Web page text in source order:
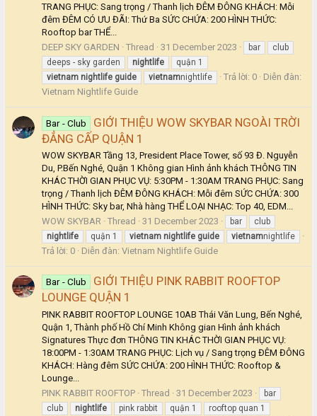
TRANG PHỤC: Sang trọng / Thanh lịch ĐÊM ĐÔNG KHÁCH: Mỗi
đêm ĐÊM CÓ ƯU ĐÃI: Thứ Ba SỨC CHỨA: 200 HÌNH THỨC:
Rooftop bar THỂ...
DEEP SKY GARDEN
Thread 31 December 2023 bar
club
deeps - sky garden
nightlife
quận 1
vietnam nightlife guide vietnamnightlife Trả lời: 0
Diễn đàn:
Vietnam Nightlife Guide
Bar - Club
GIỚI THIỆU WOW SKYBAR NGOÀI TRỜI
ĐẲNG CẤP QUẬN 1
WOW SKYBAR Tầng 13, President Place Tower, số 93 Đ. Nguyễn
Du, P.Bến Nghé, Quận 1 Không gian Hình ảnh khách THÔNG TIN
KHÁC THỜI GIAN PHỤC VỤ: 5:30PM - 1:30AM TRANG PHỤC: Sang
trọng / Thanh lịch ĐÊM ĐÔNG KHÁCH: Mỗi đêm SỨC CHỨA: 300
HÌNH THỨC: Sky bar, Nhà hàng THỂ LOẠI NHẠC: Top 40, EDM...
WOW SKYBAR
Thread 31 December 2023 bar
club
nightlife
quận 1 vietnam nightlife guide vietnamnightlife
Trả lời: 0 Diễn đàn: Vietnam Nightlife Guide
Bar - Club
GIỚI THIỆU PINK RABBIT ROOFTOP
LOUNGE QUẬN 1
PINK RABBIT ROOFTOP LOUNGE 10AB Thái Văn Lung, Bến Nghé,
Quận 1, Thành phố Hồ Chí Minh Không gian Hình ảnh khách
Signatures Thực đơn THÔNG TIN KHÁC THỜI GIAN PHỤC VỤ:
18:00PM - 1:30AM TRANG PHỤC: Lịch vụ / Sang trọng ĐÊM ĐÔNG
KHÁCH: Hàng đêm SỨC CHỨA: 200 HÌNH THỨC: Rooftop &
Lounge...
PINK RABBIT ROOFTOP Thread 31 December 2023
bar
club
nightlife pink rabbit quận 1
rooftop quan 1